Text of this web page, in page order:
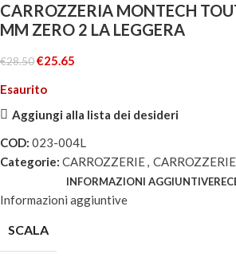
CARROZZERIA MONTECH
MM ZERO 2 LA LEGGERA
€28.50€25.65
Esaurito
Aggiungi alla lista dei desideri
COD: 023-004L
Categorie: CARROZZERIE,
INFORMAZIONI AGGIUNTIVE
Informazioni aggiuntive
SCALA